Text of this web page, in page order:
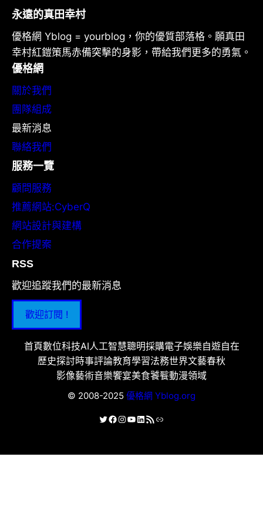
永遠的真田幸村
優格網 Yblog = yourblog，你的優質部落格。願真田
幸村紅鎧策馬赤備突擊的身影，帶給我們更多的勇氣。
優格網
關於我們
團隊組成
最新消息
聯絡我們
服務一覽
顧問服務
推薦網站:CyberQ
網站設計與建構
合作提案
RSS
歡迎追蹤我們的最新消息
歡迎訂閱 !
首頁數位科技AI人工智慧聰明採購電子娛樂自遊自在
歷史探討時事評論教育學習法務世界文藝春秋
影像藝術音樂饗宴美食饕餮動漫領域
© 2008-2025 優格網 Yblog.org
X Facebook
Instagram
YouTube
LinkedIn
RSS 資訊提供連結